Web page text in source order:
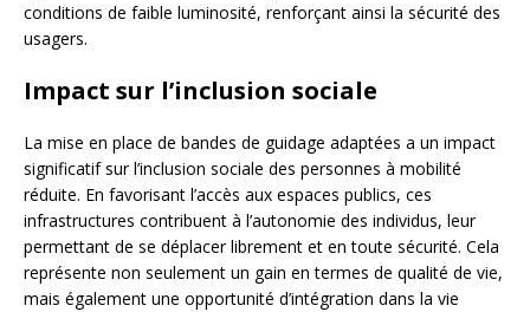
conditions de faible luminosité, renforçant ainsi la sécurité des
usagers.
Impact sur l’inclusion sociale
La mise en place de bandes de guidage adaptées a un impact
significatif sur l’inclusion sociale des personnes à mobilité
réduite. En favorisant l’accès aux espaces publics, ces
infrastructures contribuent à l’autonomie des individus, leur
permettant de se déplacer librement et en toute sécurité. Cela
représente non seulement un gain en termes de qualité de vie,
mais également une opportunité d’intégration dans la vie